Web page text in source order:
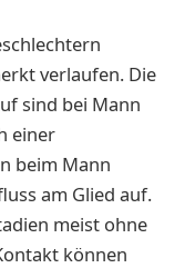
verlaufen. Die
sind bei Mann
einer
beim Mann
am Glied auf.
meist ohne
können